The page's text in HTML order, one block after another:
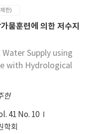
종파형분해단계의 근사
예측모형을 개발하였다.
형에서 관찰되었던 시계
현상의 극복 가능성을
한)
뭄훈련에 의한 저수지
Supply using
with Hydrological
헌
41 No. 10
학회